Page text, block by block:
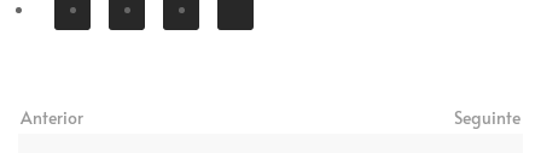
Anterior Seguinte